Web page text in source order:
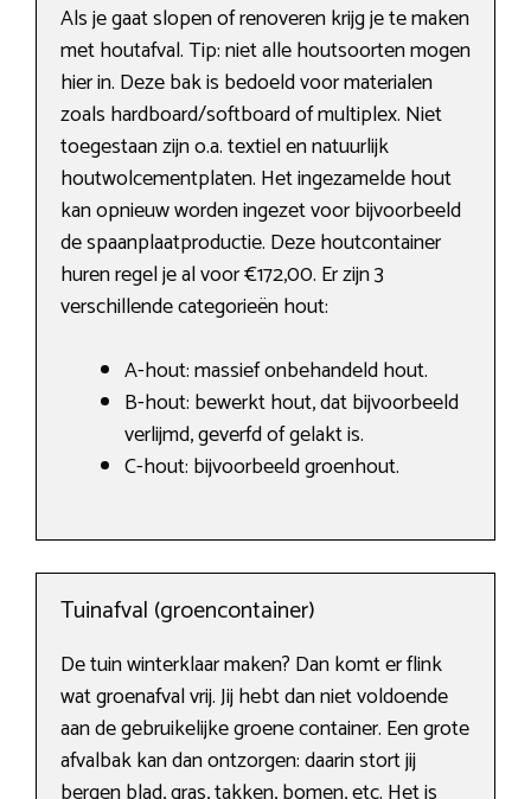
Als je gaat slopen of renoveren krijg je te maken
met houtafval. Tip: niet alle houtsoorten mogen
hier in. Deze bak is bedoeld voor materialen
zoals hardboard/softboard of multiplex. Niet
toegestaan zijn o.a. textiel en natuurlijk
houtwolcementplaten. Het ingezamelde hout
kan opnieuw worden ingezet voor bijvoorbeeld
de spaanplaatproductie. Deze houtcontainer
huren regel je al voor €172,00. Er zijn 3
verschillende categorieën hout:
A-hout: massief onbehandeld hout.
B-hout: bewerkt hout, dat bijvoorbeeld
verlijmd, geverfd of gelakt is.
C-hout: bijvoorbeeld groenhout.
Tuinafval (groencontainer)
De tuin winterklaar maken? Dan komt er flink
wat groenafval vrij. Jij hebt dan niet voldoende
aan de gebruikelijke groene container. Een grote
afvalbak kan dan ontzorgen: daarin stort jij